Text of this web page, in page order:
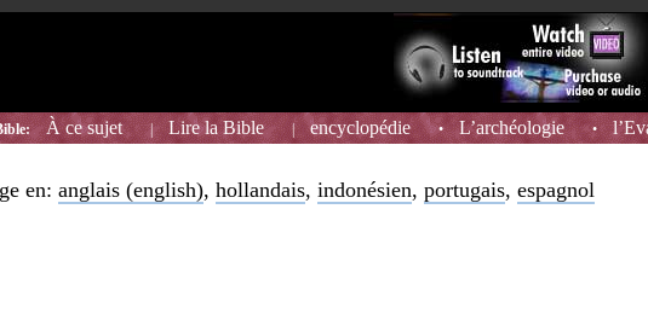
À ce sujet | Lire la Bible | encyclopédie • L’archéologie •
en: anglais (english), hollandais, indonésien, portugais, espagnol